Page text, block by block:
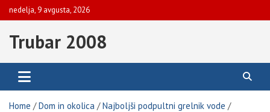
Skip
to
nedelja, 9 avgusta, 2026
Trubar 2008
Home Dom in okolica
Najboljši podpultni grelnik vode